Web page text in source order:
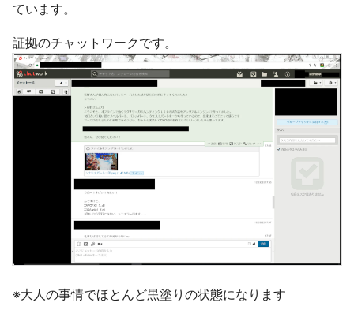
ています。
証拠のチャットワークです。
※大人の事情でほとんど黒塗りの状態になります